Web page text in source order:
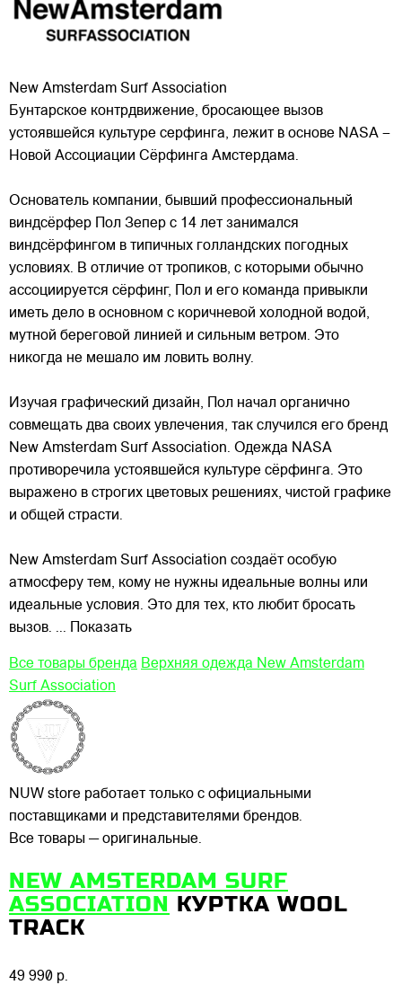
New Amsterdam Surf Association
Бунтарское контрдвижение, бросающее вызов
устоявшейся культуре серфинга, лежит в основе NASA –
Новой Ассоциации Сёрфинга Амстердама.
Основатель компании, бывший профессиональный
виндсёрфер Пол Зепер с 14 лет занимался
виндсёрфингом в типичных голландских погодных
условиях. В отличие от тропиков, с которыми обычно
ассоциируется сёрфинг, Пол и его команда привыкли
иметь дело в основном с коричневой холодной водой,
мутной береговой линией и сильным ветром. Это
никогда не мешало им ловить волну.
Изучая графический дизайн, Пол начал органично
совмещать два своих увлечения, так случился его бренд
New Amsterdam Surf Association. Одежда NASA
противоречила устоявшейся культуре сёрфинга. Это
выражено в строгих цветовых решениях, чистой графике
и общей страсти.
New Amsterdam Surf Association создаёт особую
атмосферу тем, кому не нужны идеальные волны или
идеальные условия. Это для тех, кто любит бросать
вызов. ... Показать
Все товары бренда Верхняя одежда New Amsterdam
Surf Association
NUW store работает только с официальными
поставщиками и представителями брендов.
Все товары — оригинальные.
NEW AMSTERDAM SURF
ASSOCIATION КУРТКА WOOL
TRACK
49 990 р.